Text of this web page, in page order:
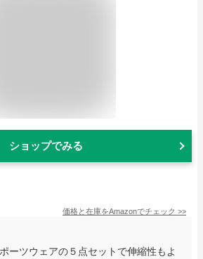
ショップでみる
価格と在庫をAmazonでチェック >>
ーツウェアの５点セットで伸縮性もよ